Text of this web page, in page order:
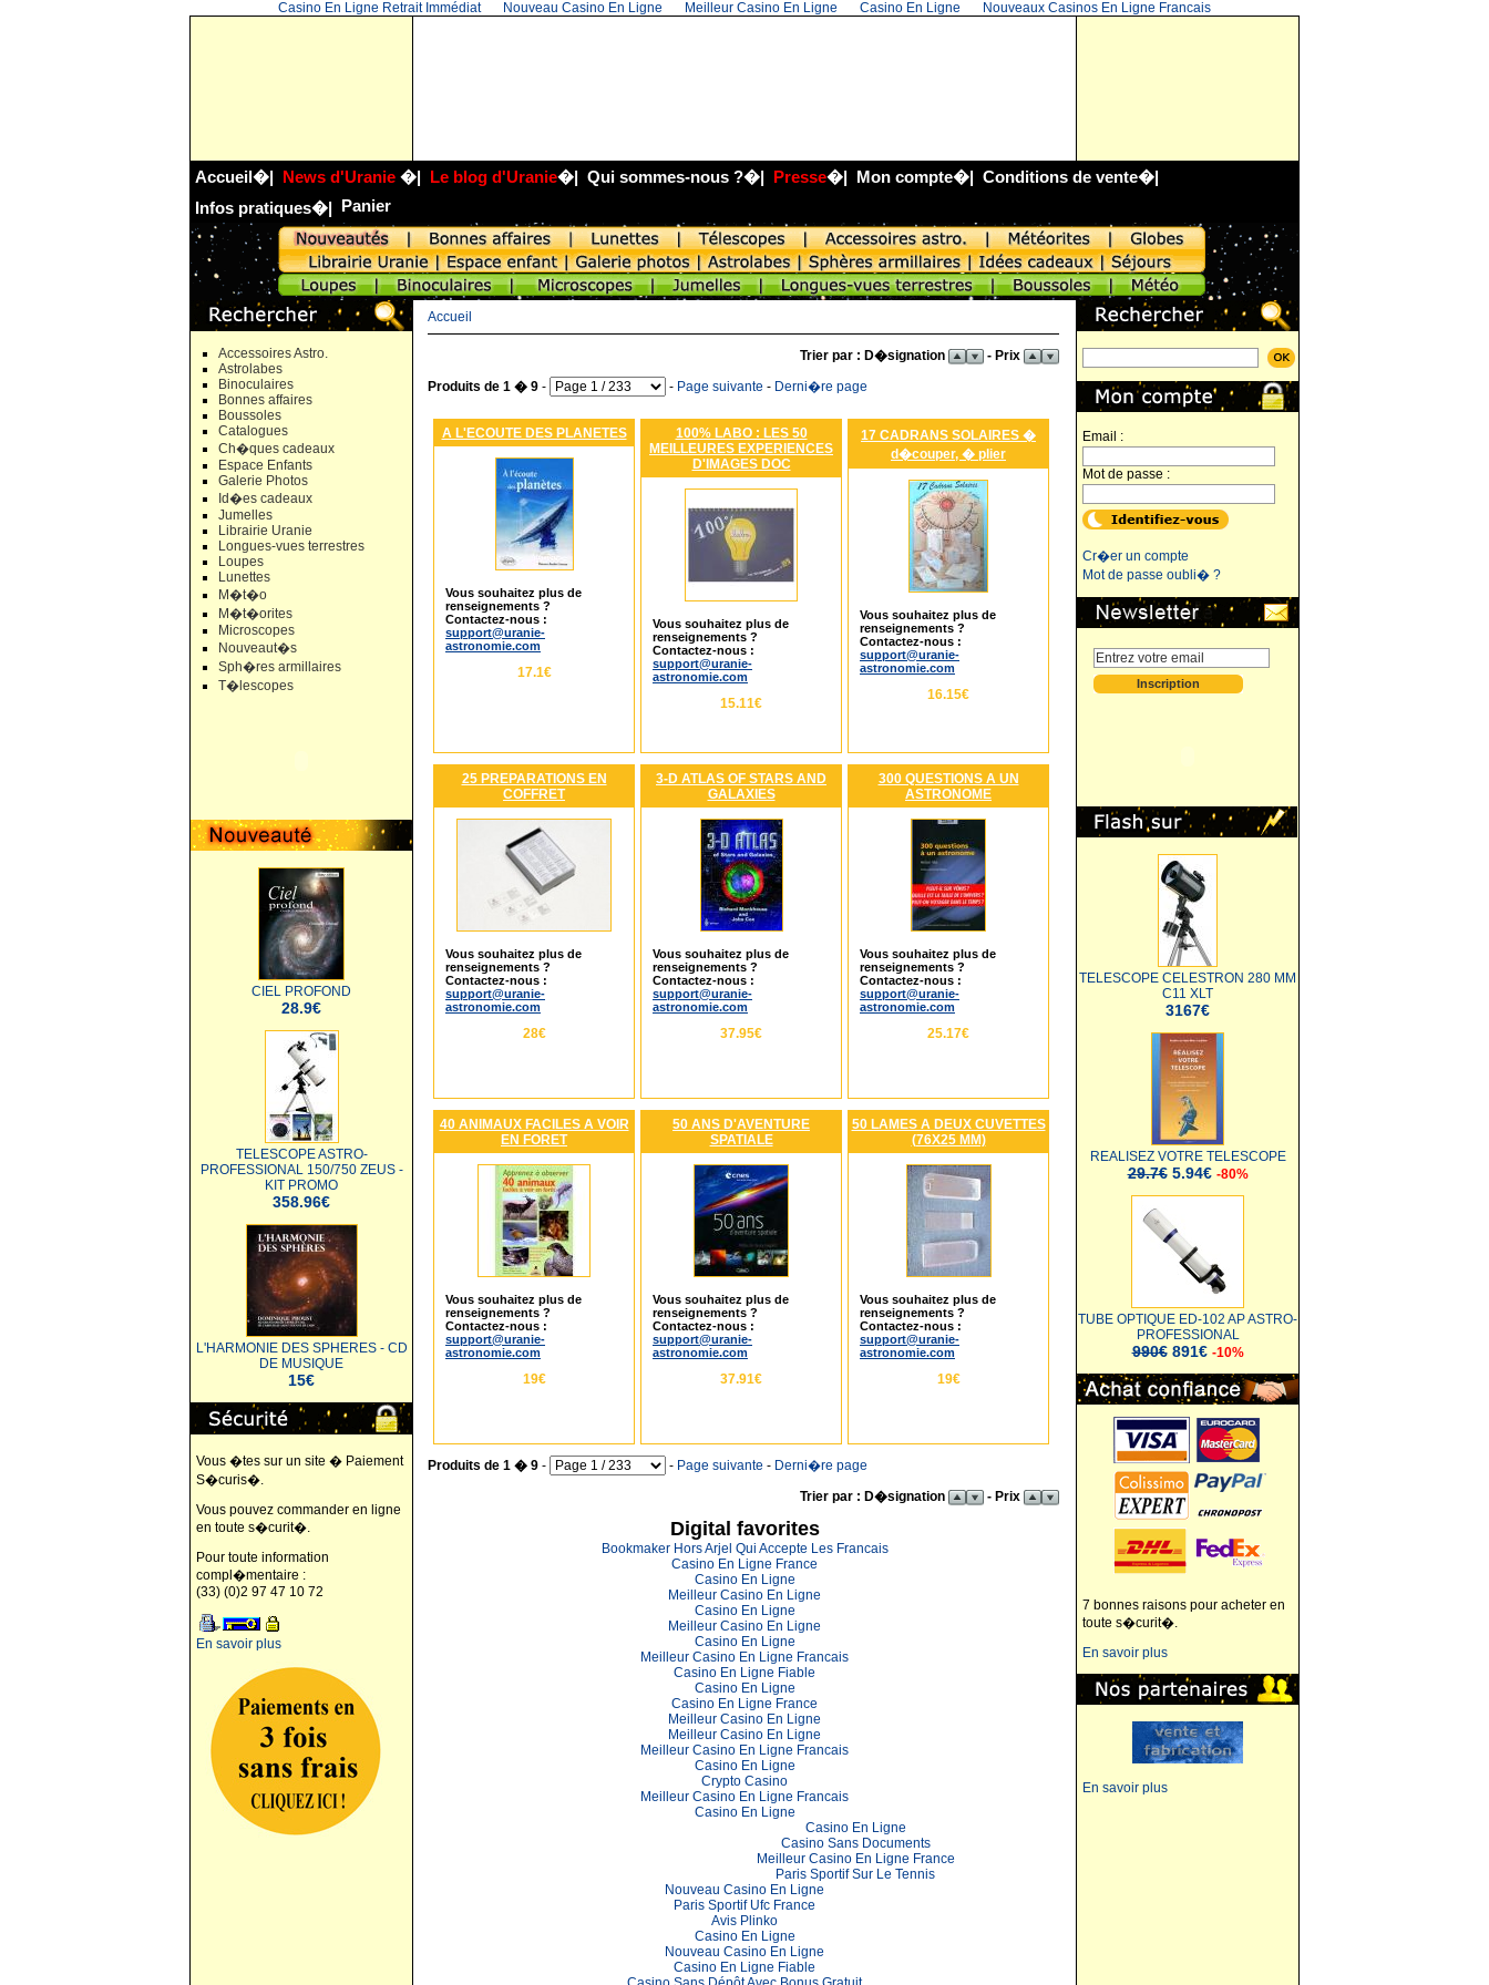
Casino En Ligne Retrait Immédiat Nouveau Casino En Ligne Meilleur Casino En Ligne Casino En Ligne Nouveaux Casinos En Ligne Francais
Accueil�| News d'Uranie �| Le blog d'Uranie�| Qui sommes-nous ?�| Presse�| Mon compte�| Conditions de vente�|
Infos pratiques�| Panier
Accessoires Astro.
Astrolabes
Binoculaires
Bonnes affaires
Boussoles
Catalogues
Ch�ques cadeaux
Espace Enfants
Galerie Photos
Id�es cadeaux
Jumelles
Librairie Uranie
Longues-vues terrestres
Loupes
Lunettes
M�t�o
M�t�orites
Microscopes
Nouveaut�s
Sph�res armillaires
T�lescopes
CIEL PROFOND
28.9€
TELESCOPE ASTRO-
PROFESSIONAL 150/750 ZEUS -
KIT PROMO
358.96€
L'HARMONIE DES SPHERES - CD
DE MUSIQUE
15€
Vous �tes sur un site � Paiement
S�curis�.
Vous pouvez commander en ligne
en toute s�curit�.
Pour toute information
compl�mentaire :
(33) (0)2 97 47 10 72
En savoir plus
Accueil
Trier par : D�signation
- Prix
Produits de 1 � 9 - - Page suivante - Derni�re page
A L'ECOUTE DES PLANETES
Vous souhaitez plus de
renseignements ?
Contactez-nous :
support@uranie-
astronomie.com
17.1€
100% LABO : LES 50
MEILLEURES EXPERIENCES
D'IMAGES DOC
Vous souhaitez plus de
renseignements ?
Contactez-nous :
support@uranie-
astronomie.com
15.11€
17 CADRANS SOLAIRES �
d�couper, � plier
Vous souhaitez plus de
renseignements ?
Contactez-nous :
support@uranie-
astronomie.com
16.15€
25 PREPARATIONS EN
COFFRET
Vous souhaitez plus de
renseignements ?
Contactez-nous :
support@uranie-
astronomie.com
28€
3-D ATLAS OF STARS AND
GALAXIES
Vous souhaitez plus de
renseignements ?
Contactez-nous :
support@uranie-
astronomie.com
37.95€
300 QUESTIONS A UN
ASTRONOME
Vous souhaitez plus de
renseignements ?
Contactez-nous :
support@uranie-
astronomie.com
25.17€
40 ANIMAUX FACILES A VOIR
EN FORET
Vous souhaitez plus de
renseignements ?
Contactez-nous :
support@uranie-
astronomie.com
19€
50 ANS D'AVENTURE
SPATIALE
Vous souhaitez plus de
renseignements ?
Contactez-nous :
support@uranie-
astronomie.com
37.91€
50 LAMES A DEUX CUVETTES
(76X25 MM)
Vous souhaitez plus de
renseignements ?
Contactez-nous :
support@uranie-
astronomie.com
19€
Produits de 1 � 9 - - Page suivante - Derni�re page
Trier par : D�signation
- Prix
Email :
Mot de passe :
Cr�er un compte
Mot de passe oubli� ?
TELESCOPE CELESTRON 280 MM
C11 XLT
3167€
REALISEZ VOTRE TELESCOPE
29.7€ 5.94€ -80%
TUBE OPTIQUE ED-102 AP ASTRO-
PROFESSIONAL
990€ 891€ -10%
7 bonnes raisons pour acheter en
toute s�curit�.
En savoir plus
En savoir plus
Digital favorites
Bookmaker Hors Arjel Qui Accepte Les Francais
Casino En Ligne France
Casino En Ligne
Meilleur Casino En Ligne
Casino En Ligne
Meilleur Casino En Ligne
Casino En Ligne
Meilleur Casino En Ligne Francais
Casino En Ligne Fiable
Casino En Ligne
Casino En Ligne France
Meilleur Casino En Ligne
Meilleur Casino En Ligne
Meilleur Casino En Ligne Francais
Casino En Ligne
Crypto Casino
Meilleur Casino En Ligne Francais
Casino En Ligne
Casino En Ligne
Casino Sans Documents
Meilleur Casino En Ligne France
Paris Sportif Sur Le Tennis
Nouveau Casino En Ligne
Paris Sportif Ufc France
Avis Plinko
Casino En Ligne
Nouveau Casino En Ligne
Casino En Ligne Fiable